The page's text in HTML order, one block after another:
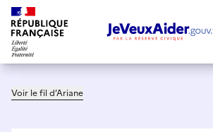
Voir le fil d’Ariane